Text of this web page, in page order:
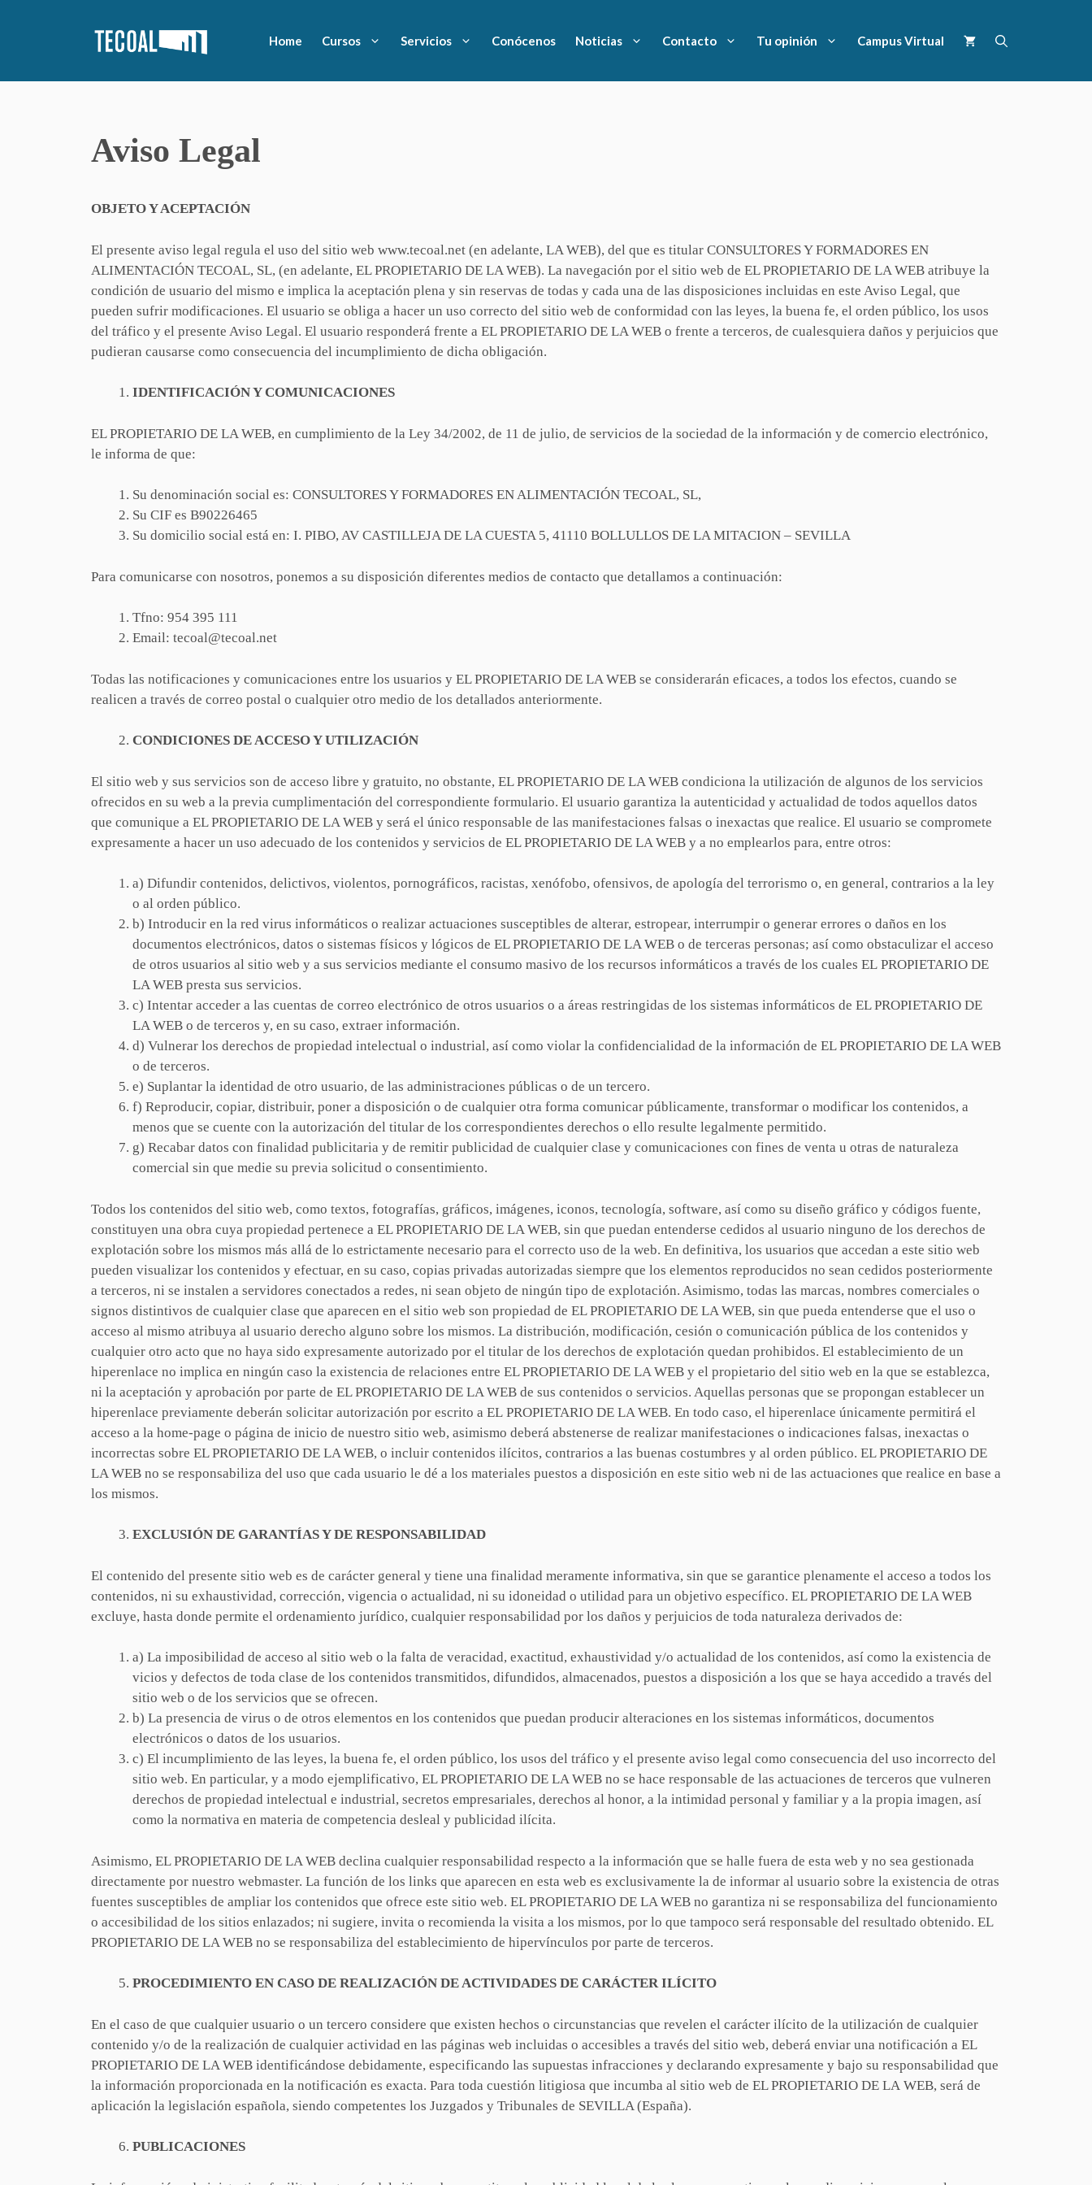
Home Cursos Servicios Conócenos Noticias Contacto Tu opinión Campus Virtual
Aviso Legal
OBJETO Y ACEPTACIÓN
El presente aviso legal regula el uso del sitio web www.tecoal.net (en adelante, LA WEB), del que es titular CONSULTORES Y FORMADORES EN
ALIMENTACIÓN TECOAL, SL, (en adelante, EL PROPIETARIO DE LA WEB). La navegación por el sitio web de EL PROPIETARIO DE LA WEB atribuye la
condición de usuario del mismo e implica la aceptación plena y sin reservas de todas y cada una de las disposiciones incluidas en este Aviso Legal, que
pueden sufrir modificaciones. El usuario se obliga a hacer un uso correcto del sitio web de conformidad con las leyes, la buena fe, el orden público, los usos
del tráfico y el presente Aviso Legal. El usuario responderá frente a EL PROPIETARIO DE LA WEB o frente a terceros, de cualesquiera daños y perjuicios que
pudieran causarse como consecuencia del incumplimiento de dicha obligación.
IDENTIFICACIÓN Y COMUNICACIONES
EL PROPIETARIO DE LA WEB, en cumplimiento de la Ley 34/2002, de 11 de julio, de servicios de la sociedad de la información y de comercio electrónico,
le informa de que:
Su denominación social es: CONSULTORES Y FORMADORES EN ALIMENTACIÓN TECOAL, SL,
Su CIF es B90226465
Su domicilio social está en: I. PIBO, AV CASTILLEJA DE LA CUESTA 5, 41110 BOLLULLOS DE LA MITACION – SEVILLA
Para comunicarse con nosotros, ponemos a su disposición diferentes medios de contacto que detallamos a continuación:
Tfno: 954 395 111
Email: tecoal@tecoal.net
Todas las notificaciones y comunicaciones entre los usuarios y EL PROPIETARIO DE LA WEB se considerarán eficaces, a todos los efectos, cuando se
realicen a través de correo postal o cualquier otro medio de los detallados anteriormente.
CONDICIONES DE ACCESO Y UTILIZACIÓN
El sitio web y sus servicios son de acceso libre y gratuito, no obstante, EL PROPIETARIO DE LA WEB condiciona la utilización de algunos de los servicios
ofrecidos en su web a la previa cumplimentación del correspondiente formulario. El usuario garantiza la autenticidad y actualidad de todos aquellos datos
que comunique a EL PROPIETARIO DE LA WEB y será el único responsable de las manifestaciones falsas o inexactas que realice. El usuario se compromete
expresamente a hacer un uso adecuado de los contenidos y servicios de EL PROPIETARIO DE LA WEB y a no emplearlos para, entre otros:
a) Difundir contenidos, delictivos, violentos, pornográficos, racistas, xenófobo, ofensivos, de apología del terrorismo o, en general, contrarios a la ley
o al orden público.
b) Introducir en la red virus informáticos o realizar actuaciones susceptibles de alterar, estropear, interrumpir o generar errores o daños en los
documentos electrónicos, datos o sistemas físicos y lógicos de EL PROPIETARIO DE LA WEB o de terceras personas; así como obstaculizar el acceso
de otros usuarios al sitio web y a sus servicios mediante el consumo masivo de los recursos informáticos a través de los cuales EL PROPIETARIO DE
LA WEB presta sus servicios.
c) Intentar acceder a las cuentas de correo electrónico de otros usuarios o a áreas restringidas de los sistemas informáticos de EL PROPIETARIO DE
LA WEB o de terceros y, en su caso, extraer información.
d) Vulnerar los derechos de propiedad intelectual o industrial, así como violar la confidencialidad de la información de EL PROPIETARIO DE LA WEB
o de terceros.
e) Suplantar la identidad de otro usuario, de las administraciones públicas o de un tercero.
f) Reproducir, copiar, distribuir, poner a disposición o de cualquier otra forma comunicar públicamente, transformar o modificar los contenidos, a
menos que se cuente con la autorización del titular de los correspondientes derechos o ello resulte legalmente permitido.
g) Recabar datos con finalidad publicitaria y de remitir publicidad de cualquier clase y comunicaciones con fines de venta u otras de naturaleza
comercial sin que medie su previa solicitud o consentimiento.
Todos los contenidos del sitio web, como textos, fotografías, gráficos, imágenes, iconos, tecnología, software, así como su diseño gráfico y códigos fuente,
constituyen una obra cuya propiedad pertenece a EL PROPIETARIO DE LA WEB, sin que puedan entenderse cedidos al usuario ninguno de los derechos de
explotación sobre los mismos más allá de lo estrictamente necesario para el correcto uso de la web. En definitiva, los usuarios que accedan a este sitio web
pueden visualizar los contenidos y efectuar, en su caso, copias privadas autorizadas siempre que los elementos reproducidos no sean cedidos posteriormente
a terceros, ni se instalen a servidores conectados a redes, ni sean objeto de ningún tipo de explotación. Asimismo, todas las marcas, nombres comerciales o
signos distintivos de cualquier clase que aparecen en el sitio web son propiedad de EL PROPIETARIO DE LA WEB, sin que pueda entenderse que el uso o
acceso al mismo atribuya al usuario derecho alguno sobre los mismos. La distribución, modificación, cesión o comunicación pública de los contenidos y
cualquier otro acto que no haya sido expresamente autorizado por el titular de los derechos de explotación quedan prohibidos. El establecimiento de un
hiperenlace no implica en ningún caso la existencia de relaciones entre EL PROPIETARIO DE LA WEB y el propietario del sitio web en la que se establezca,
ni la aceptación y aprobación por parte de EL PROPIETARIO DE LA WEB de sus contenidos o servicios. Aquellas personas que se propongan establecer un
hiperenlace previamente deberán solicitar autorización por escrito a EL PROPIETARIO DE LA WEB. En todo caso, el hiperenlace únicamente permitirá el
acceso a la home-page o página de inicio de nuestro sitio web, asimismo deberá abstenerse de realizar manifestaciones o indicaciones falsas, inexactas o
incorrectas sobre EL PROPIETARIO DE LA WEB, o incluir contenidos ilícitos, contrarios a las buenas costumbres y al orden público. EL PROPIETARIO DE
LA WEB no se responsabiliza del uso que cada usuario le dé a los materiales puestos a disposición en este sitio web ni de las actuaciones que realice en base a
los mismos.
EXCLUSIÓN DE GARANTÍAS Y DE RESPONSABILIDAD
El contenido del presente sitio web es de carácter general y tiene una finalidad meramente informativa, sin que se garantice plenamente el acceso a todos los
contenidos, ni su exhaustividad, corrección, vigencia o actualidad, ni su idoneidad o utilidad para un objetivo específico. EL PROPIETARIO DE LA WEB
excluye, hasta donde permite el ordenamiento jurídico, cualquier responsabilidad por los daños y perjuicios de toda naturaleza derivados de:
a) La imposibilidad de acceso al sitio web o la falta de veracidad, exactitud, exhaustividad y/o actualidad de los contenidos, así como la existencia de
vicios y defectos de toda clase de los contenidos transmitidos, difundidos, almacenados, puestos a disposición a los que se haya accedido a través del
sitio web o de los servicios que se ofrecen.
b) La presencia de virus o de otros elementos en los contenidos que puedan producir alteraciones en los sistemas informáticos, documentos
electrónicos o datos de los usuarios.
c) El incumplimiento de las leyes, la buena fe, el orden público, los usos del tráfico y el presente aviso legal como consecuencia del uso incorrecto del
sitio web. En particular, y a modo ejemplificativo, EL PROPIETARIO DE LA WEB no se hace responsable de las actuaciones de terceros que vulneren
derechos de propiedad intelectual e industrial, secretos empresariales, derechos al honor, a la intimidad personal y familiar y a la propia imagen, así
como la normativa en materia de competencia desleal y publicidad ilícita.
Asimismo, EL PROPIETARIO DE LA WEB declina cualquier responsabilidad respecto a la información que se halle fuera de esta web y no sea gestionada
directamente por nuestro webmaster. La función de los links que aparecen en esta web es exclusivamente la de informar al usuario sobre la existencia de otras
fuentes susceptibles de ampliar los contenidos que ofrece este sitio web. EL PROPIETARIO DE LA WEB no garantiza ni se responsabiliza del funcionamiento
o accesibilidad de los sitios enlazados; ni sugiere, invita o recomienda la visita a los mismos, por lo que tampoco será responsable del resultado obtenido. EL
PROPIETARIO DE LA WEB no se responsabiliza del establecimiento de hipervínculos por parte de terceros.
PROCEDIMIENTO EN CASO DE REALIZACIÓN DE ACTIVIDADES DE CARÁCTER ILÍCITO
En el caso de que cualquier usuario o un tercero considere que existen hechos o circunstancias que revelen el carácter ilícito de la utilización de cualquier
contenido y/o de la realización de cualquier actividad en las páginas web incluidas o accesibles a través del sitio web, deberá enviar una notificación a EL
PROPIETARIO DE LA WEB identificándose debidamente, especificando las supuestas infracciones y declarando expresamente y bajo su responsabilidad que
la información proporcionada en la notificación es exacta. Para toda cuestión litigiosa que incumba al sitio web de EL PROPIETARIO DE LA WEB, será de
aplicación la legislación española, siendo competentes los Juzgados y Tribunales de SEVILLA (España).
PUBLICACIONES